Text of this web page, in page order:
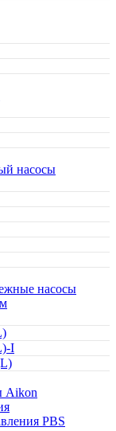
насосы
насосы
I
Aikon
PBS